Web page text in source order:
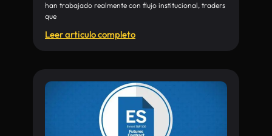
han trabajado realmente con flujo institucional, traders
que
Leer articulo completo